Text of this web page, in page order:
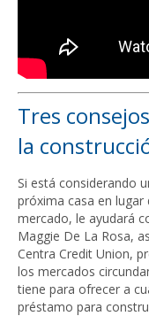
Tres
la
Si está considerando
próxima casa en lugar
mercado, le ayudará
Maggie De La Rosa,
Centra Credit Union,
los mercados
tiene para ofrecer a
préstamo para